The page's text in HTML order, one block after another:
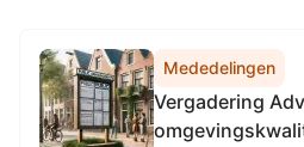
Mededelingen
Vergadering